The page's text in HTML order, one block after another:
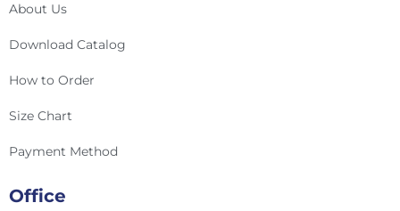
About Us
Download Catalog
How to Order
Size Chart
Payment Method
Office